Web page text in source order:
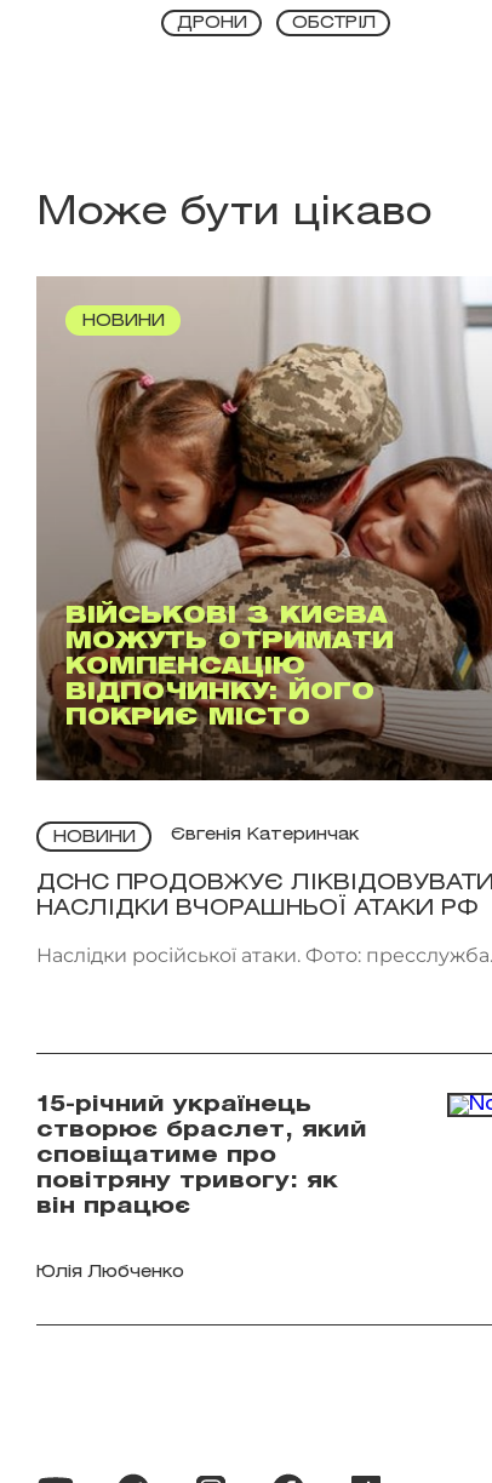
ДРОНИ ОБСТРІЛ
Може бути цікаво
НОВИНИ
ВІЙСЬКОВІ З КИЄВА
МОЖУТЬ ОТРИМАТИ
КОМПЕНСАЦІЮ
ВІДПОЧИНКУ: ЙОГО
ПОКРИЄ МІСТО
НОВИНИ Євгенія Катеринчак
ДСНС ПРОДОВЖУЄ ЛІКВІДОВУВАТИ
НАСЛІДКИ ВЧОРАШНЬОЇ АТАКИ РФ
Наслідки російської атаки. Фото: пресслужба
15-річний українець
створює браслет, який
сповіщатиме про
повітряну тривогу: як
він працює
Юлія Любченко